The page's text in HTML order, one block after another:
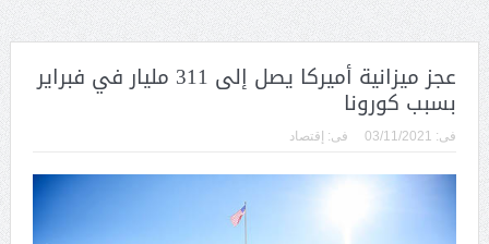
عجز ميزانية أميركا يصل إلى 311 مليار في فبراير
بسبب كورونا
فى: 03/11/2021 فى: إقتصاد